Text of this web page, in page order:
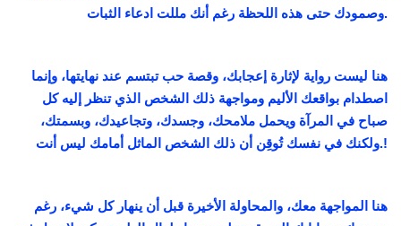
ن
ه
ي
ا
م
وصمودك حتى هذه اللحظة رغم أنك مللت ادعاء الثبات.
هنا ليست رواية لإثارة إعجابك، وقصة حب تبتسم عند نهايتها، وإنما
اصطدام بواقعك الأليم ومواجهة ذلك الشخص الذي تنظر إليه كل
صباح في المرآة ويحمل ملامحك، وجسدك، وتجاعيدك، وبسمتك،
ولكنك في نفسك تُوقِن أن ذلك الشخص الماثل أمامك ليس أنت.!
هنا المواجهة معك، والمحاولة الأخيرة قبل أن ينهار كل شيء، رغم